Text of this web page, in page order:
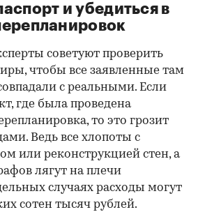
/ 00:00
и убедиться в
советуют проверить
чтобы все заявленные там
с реальными. Если
где была проведена
то это грозит
Ведь все хлопоты с
или реконструкцией стен, а
лягут на плечи
случаях расходы могут
сотен тысяч рублей.